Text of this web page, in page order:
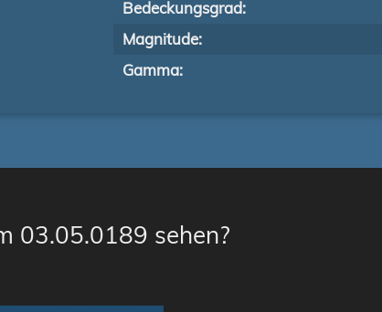
Bedeckungsgrad:
Magnitude:
Gamma:
03.05.0189 sehen?